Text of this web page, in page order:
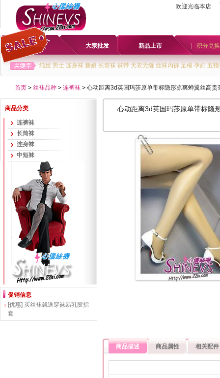
欢迎光临本店
首页 大宗批发 新品上市 积分兑换
纯丝 男士 连身袜 新娘 长筒袜 袜带 天衣无缝 丝袜内裤 足模 孕妇 五
首页 > 丝袜品种 > 连裤袜 > 心动距离3d英国玛莎原单带标隐形凉爽蝉翼丝高
商品分类
连裤袜
长筒袜
连身袜
中短袜
促销信息
[优惠] 买丝袜就送穿袜易乳胶指
套
心动距离3d英国玛莎原单带标隐
商品描述 商品属性 相关配件